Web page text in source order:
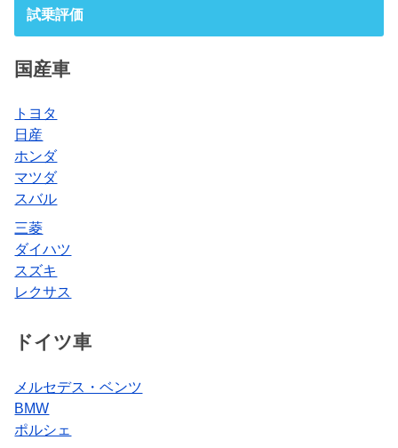
試乗評価
国産車
トヨタ
日産
ホンダ
マツダ
スバル
三菱
ダイハツ
スズキ
レクサス
ドイツ車
メルセデス・ベンツ
BMW
ポルシェ